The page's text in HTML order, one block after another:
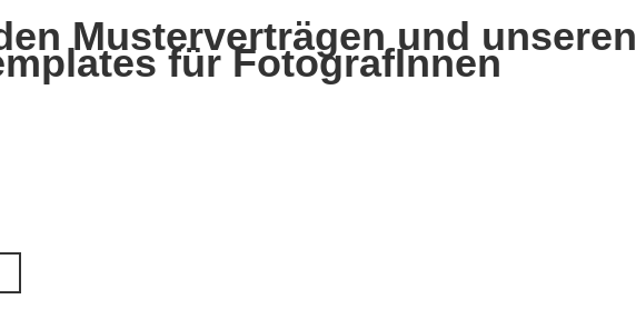
Musterverträgen und unseren
für FotografInnen